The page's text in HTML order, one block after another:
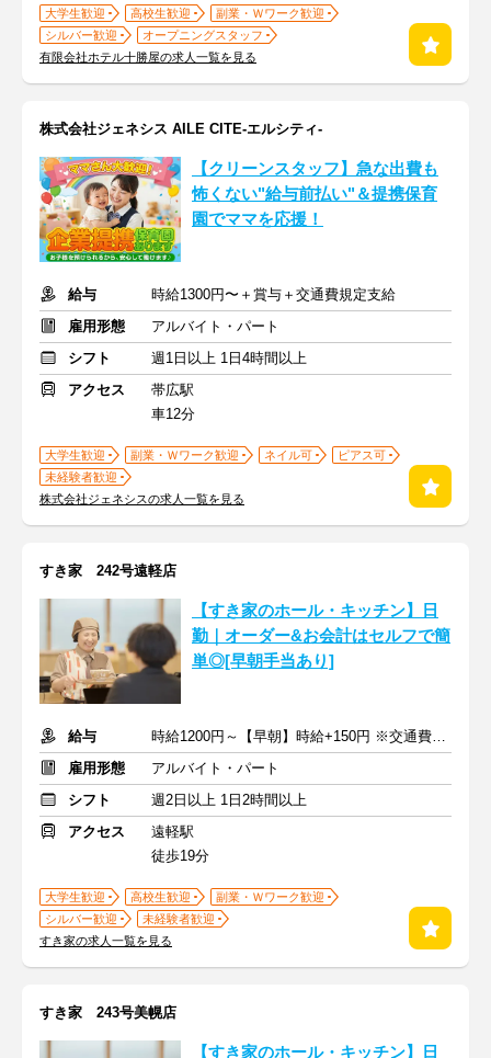
大学生歓迎 高校生歓迎
副業・Ｗワーク歓迎
シルバー歓迎
オープニングスタッフ
有限会社ホテル十勝屋の求人一覧を見る
株式会社ジェネシス AILE CITE-エルシティ-
【クリーンスタッフ】急な出費も
怖くない"給与前払い"＆提携保育
園でママを応援！
給与
時給1300円〜＋賞与＋交通費規定支給
雇用形態
アルバイト・パート
シフト
週1日以上 1日4時間以上
アクセス
帯広駅
車12分
大学生歓迎 副業・Ｗワーク歓迎 ネイル可
ピアス可
未経験者歓迎
株式会社ジェネシスの求人一覧を見る
すき家 242号遠軽店
【すき家のホール・キッチン】日
勤｜オーダー&お会計はセルフで簡
単◎[早朝手当あり]
給与
時給1200円～【早朝】時給+150円 ※交通費支給
雇用形態
アルバイト・パート
シフト
週2日以上 1日2時間以上
アクセス
遠軽駅
徒歩19分
大学生歓迎 高校生歓迎
副業・Ｗワーク歓迎
シルバー歓迎
未経験者歓迎
すき家の求人一覧を見る
すき家 243号美幌店
【すき家のホール・キッチン】日